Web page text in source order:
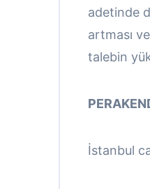
adetinde
artması
talebin
İstanbul